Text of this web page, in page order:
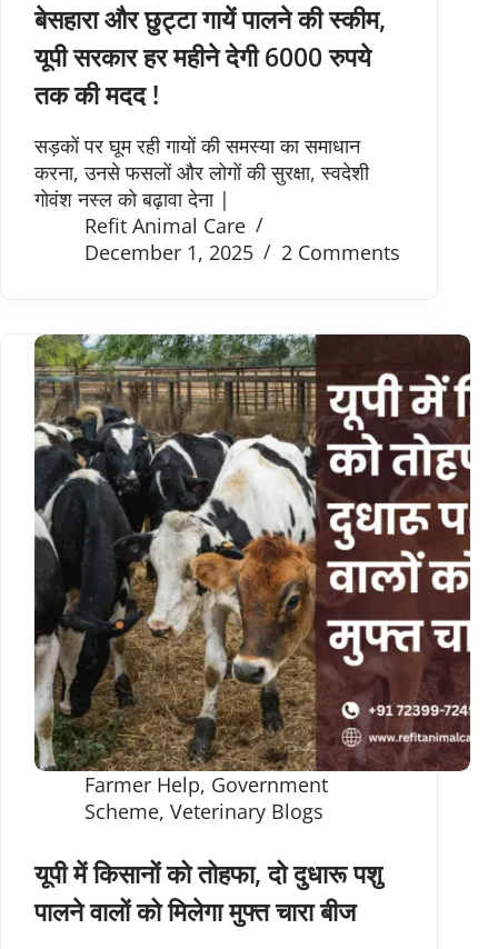
बेसहारा और छुट्टा गायें पालने की स्कीम,
यूपी सरकार हर महीने देगी 6000 रुपये
तक की मदद !
सड़कों पर घूम रही गायों की समस्या का समाधान
करना, उनसे फसलों और लोगों की सुरक्षा, स्वदेशी
गोवंश नस्ल को बढ़ावा देना |
Refit Animal Care
December 1, 2025
2 Comments
Farmer Help, Government
Scheme, Veterinary Blogs
यूपी में किसानों को तोहफा, दो दुधारू पशु
पालने वालों को मिलेगा मुफ्त चारा बीज